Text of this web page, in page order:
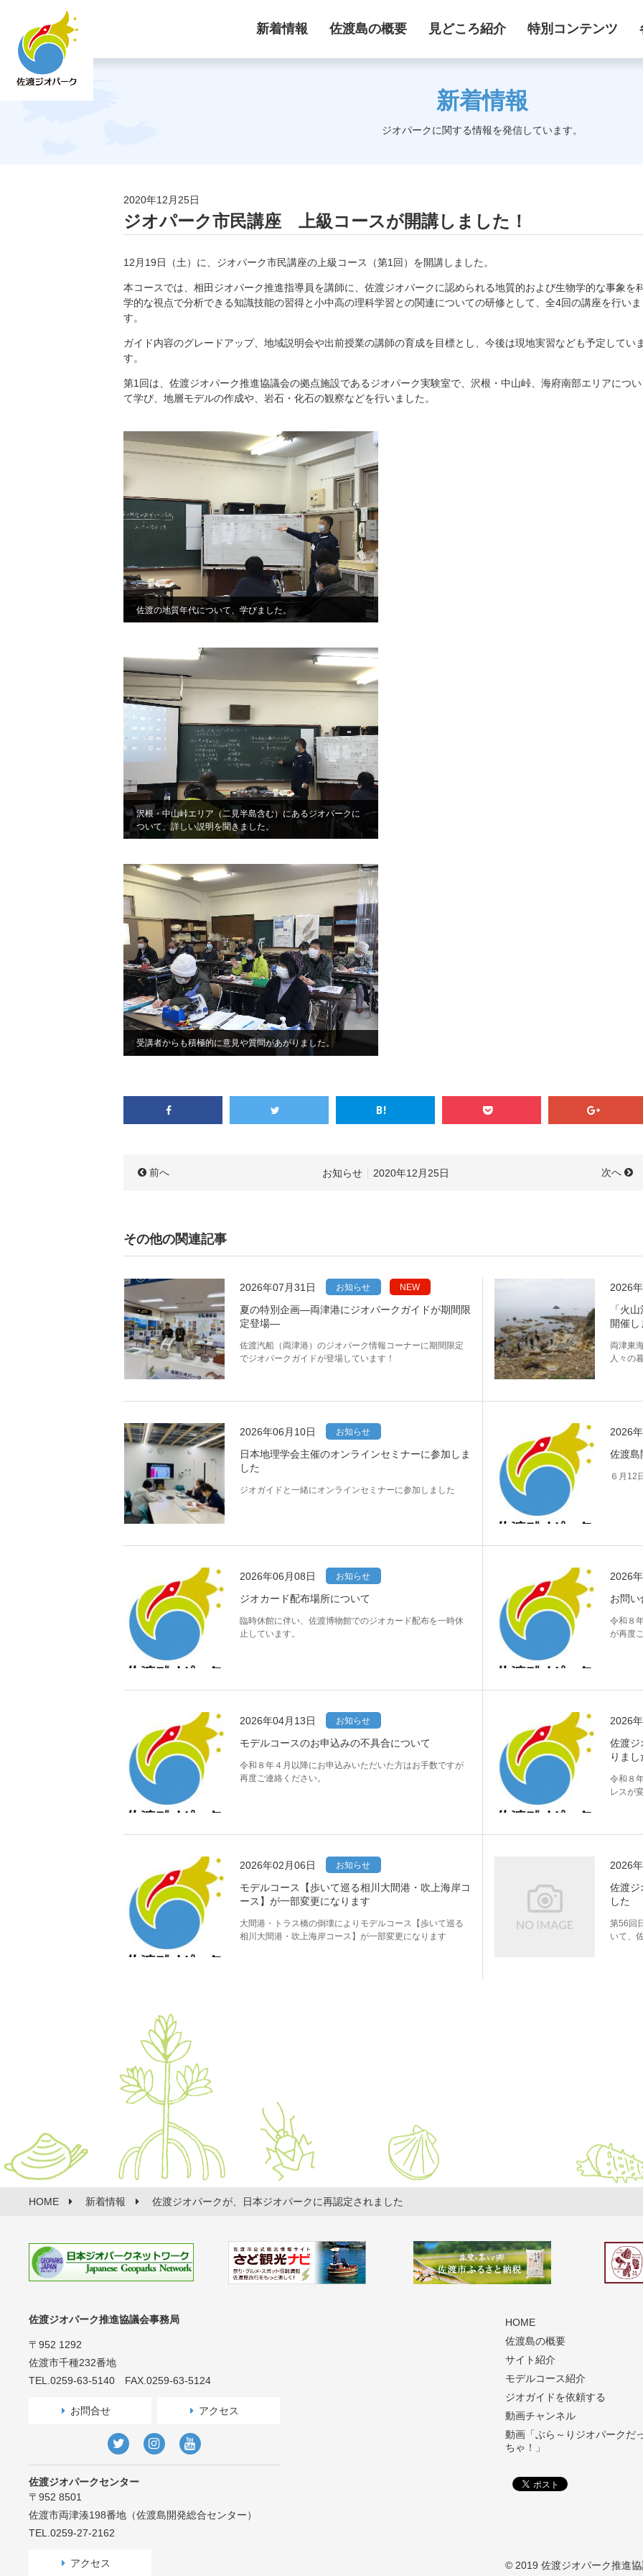
新着情報 佐渡島の概要 見どころ紹介 特別コンテンツ
新着情報
ジオパークに関する情報を発信しています。
2020年12月25日
ジオパーク市民講座 上級コースが開講しました！
12月19日（土）に、ジオパーク市民講座の上級コース（第1回）を開講しました。
本コースでは、相田ジオパーク推進指導員を講師に、佐渡ジオパークに認められる地質的および生物学的な事象を
学的な視点で分析できる知識技能の習得と小中高の理科学習との関連についての研修として、全4回の講座を行いま
す。
ガイド内容のグレードアップ、地域説明会や出前授業の講師の育成を目標とし、今後は現地実習なども予定してい
す。
第1回は、佐渡ジオパーク推進協議会の拠点施設であるジオパーク実験室で、沢根・中山峠、海府南部エリアについ
て学び、地層モデルの作成や、岩石・化石の観察などを行いました。
佐渡の地質年代について、学びました。
沢根・中山峠エリア（二見半島含む）にあるジオパークに
ついて、詳しい説明を聞きました。
受講者からも積極的に意見や質問があがりました。
お知らせ 2020年12月25日
前へ 次へ
その他の関連記事
2026年07月31日 お知らせ NEW
夏の特別企画―両津港にジオパークガイドが期間限
定登場―
佐渡汽船（両津港）のジオパーク情報コーナーに期間限定
でジオパークガイドが登場しています！
2026
「火
開催
両津東
人々の
2026年06月10日 お知らせ
日本地理学会主催のオンラインセミナーに参加しま
した
ジオガイドと一緒にオンラインセミナーに参加しました
2026
佐渡島
６月12
2026年06月08日 お知らせ
ジオカード配布場所について
臨時休館に伴い、佐渡博物館でのジオカード配布を一時休
止しています。
2026
お問
令和８
が再度
2026年04月13日 お知らせ
モデルコースのお申込みの不具合について
令和８年４月以降にお申込みいただいた方はお手数ですが
再度ご連絡ください。
2026
佐渡ジ
りまし
令和８
レスが
2026年02月06日 お知らせ
モデルコース【歩いて巡る相川大間港・吹上海岸コ
ース】が一部変更になります
大間港・トラス橋の倒壊によりモデルコース【歩いて巡る
相川大間港・吹上海岸コース】が一部変更になります
2026
佐渡ジ
した
第56回
いて、
HOME 新着情報 佐渡ジオパークが、日本ジオパークに再認定されました
佐渡ジオパーク推進協議会事務局
〒952 1292
佐渡市千種232番地
TEL.0259-63-5140 FAX.0259-63-5124
お問合せ アクセス
佐渡ジオパークセンター
〒952 8501
佐渡市両津湊198番地（佐渡島開発総合センター）
TEL.0259-27-2162
アクセス
HOME
佐渡島の概要
サイト紹介
モデルコース紹介
ジオガイドを依頼する
動画チャンネル
動画「ぶら～りジオパークだ
ちゃ！」
© 2019 佐渡ジオパーク推進